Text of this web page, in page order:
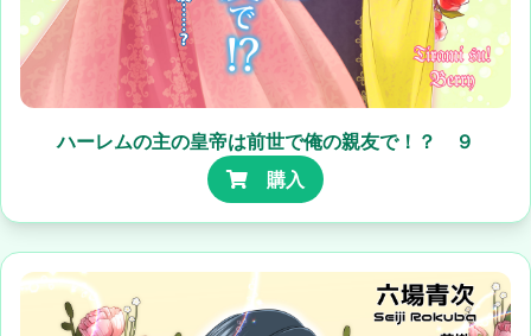
ハーレムの主の皇帝は前世で俺の親友で！？ ９
購入